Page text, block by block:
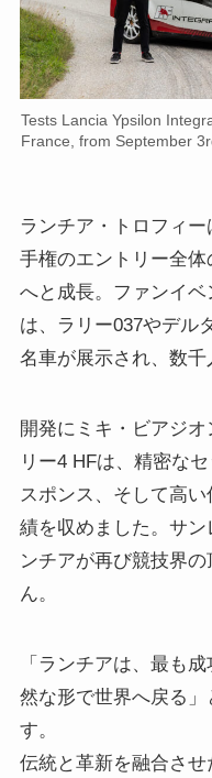
Tests Lancia Ypsilon
France, from September
ランチア・トロフィ
手権のエントリー全
へと成長。ファンイ
は、ラリー037やデル
名車が展示され、数千
開発にミキ・ビアジ
リー4 HFは、精密な
スポンス、そして高
績を収めました。サ
ンチアが再び競技界
ん。
「ランチアは、最も
然な形で世界へ戻る」
す。
伝統と革新を融合さ